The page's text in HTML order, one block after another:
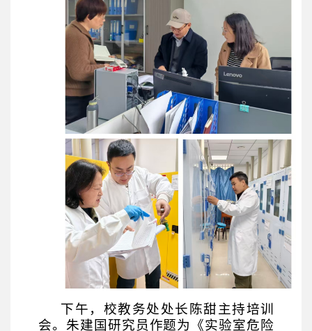
下午，校教务处处长陈甜主持培训
会。朱建国研究员作题为《实验室危险